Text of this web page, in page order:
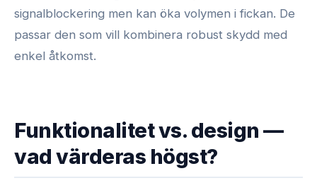
signalblockering men kan öka volymen i fickan. De
passar den som vill kombinera robust skydd med
enkel åtkomst.
Funktionalitet vs. design —
vad värderas högst?